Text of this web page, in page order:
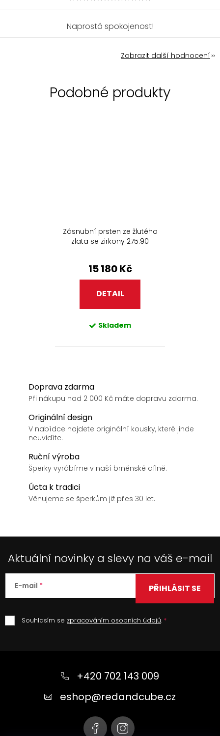
Naprostá spokojenost!
Zobrazit další hodnocení
Zásnubní prsten ze žlutého
zlata se zirkony 275.90
15 180 Kč
DETAIL
Skladem
Doprava zdarma
Při nákupu nad 2 000 Kč máte dopravu zdarma.
Originální design
V nabídce najdete originální kousky, které jinde
neuvidíte.
Ruční výroba
Šperky vyrábíme v naší brněnské dílně.
Úcta k tradici
Věnujeme se šperkům již přes 30 let.
Aktuální novinky a slevy na váš e-mail
E-mail
Souhlasím se zpracováním osobních údajů.
PŘIHLÁSIT SE
+420 702 143 009
eshop@redandcube.cz